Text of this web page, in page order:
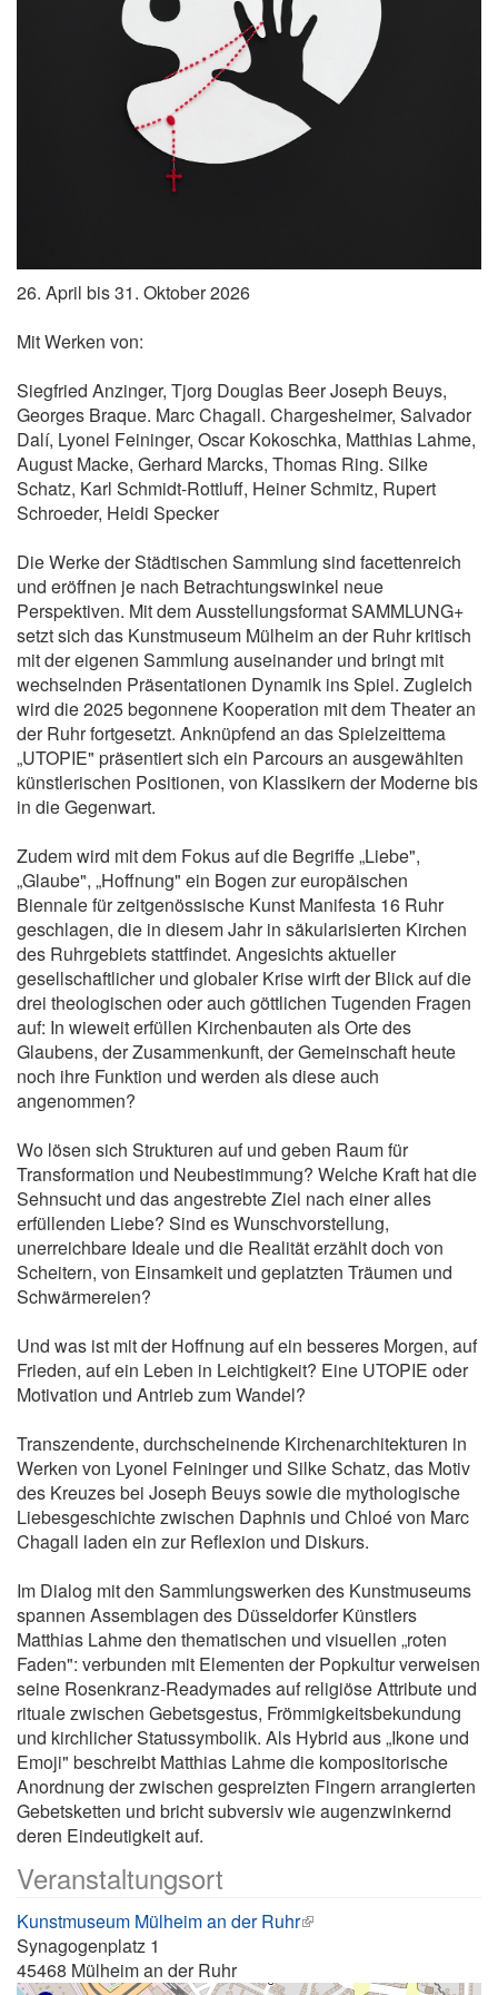
26. April bis 31. Oktober 2026
Mit Werken von:
Siegfried Anzinger, Tjorg Douglas Beer Joseph Beuys,
Georges Braque. Marc Chagall. Chargesheimer, Salvador
Dalí, Lyonel Feininger, Oscar Kokoschka, Matthias Lahme,
August Macke, Gerhard Marcks, Thomas Ring. Silke
Schatz, Karl Schmidt-Rottluff, Heiner Schmitz, Rupert
Schroeder, Heidi Specker
Die Werke der Städtischen Sammlung sind facettenreich
und eröffnen je nach Betrachtungswinkel neue
Perspektiven. Mit dem Ausstellungsformat SAMMLUNG+
setzt sich das Kunstmuseum Mülheim an der Ruhr kritisch
mit der eigenen Sammlung auseinander und bringt mit
wechselnden Präsentationen Dynamik ins Spiel. Zugleich
wird die 2025 begonnene Kooperation mit dem Theater an
der Ruhr fortgesetzt. Anknüpfend an das Spielzeittema
„UTOPIE" präsentiert sich ein Parcours an ausgewählten
künstlerischen Positionen, von Klassikern der Moderne bis
in die Gegenwart.
Zudem wird mit dem Fokus auf die Begriffe „Liebe",
„Glaube", „Hoffnung" ein Bogen zur europäischen
Biennale für zeitgenössische Kunst Manifesta 16 Ruhr
geschlagen, die in diesem Jahr in säkularisierten Kirchen
des Ruhrgebiets stattfindet. Angesichts aktueller
gesellschaftlicher und globaler Krise wirft der Blick auf die
drei theologischen oder auch göttlichen Tugenden Fragen
auf: In wieweit erfüllen Kirchenbauten als Orte des
Glaubens, der Zusammenkunft, der Gemeinschaft heute
noch ihre Funktion und werden als diese auch
angenommen?
Wo lösen sich Strukturen auf und geben Raum für
Transformation und Neubestimmung? Welche Kraft hat die
Sehnsucht und das angestrebte Ziel nach einer alles
erfüllenden Liebe? Sind es Wunschvorstellung,
unerreichbare Ideale und die Realität erzählt doch von
Scheitern, von Einsamkeit und geplatzten Träumen und
Schwärmereien?
Und was ist mit der Hoffnung auf ein besseres Morgen, auf
Frieden, auf ein Leben in Leichtigkeit? Eine UTOPIE oder
Motivation und Antrieb zum Wandel?
Transzendente, durchscheinende Kirchenarchitekturen in
Werken von Lyonel Feininger und Silke Schatz, das Motiv
des Kreuzes bei Joseph Beuys sowie die mythologische
Liebesgeschichte zwischen Daphnis und Chloé von Marc
Chagall laden ein zur Reflexion und Diskurs.
Im Dialog mit den Sammlungswerken des Kunstmuseums
spannen Assemblagen des Düsseldorfer Künstlers
Matthias Lahme den thematischen und visuellen „roten
Faden": verbunden mit Elementen der Popkultur verweisen
seine Rosenkranz-Readymades auf religiöse Attribute und
rituale zwischen Gebetsgestus, Frömmigkeitsbekundung
und kirchlicher Statussymbolik. Als Hybrid aus „Ikone und
Emoji" beschreibt Matthias Lahme die kompositorische
Anordnung der zwischen gespreizten Fingern arrangierten
Gebetsketten und bricht subversiv wie augenzwinkernd
deren Eindeutigkeit auf.
Veranstaltungsort
Kunstmuseum Mülheim an der Ruhr
Synagogenplatz 1
45468 Mülheim an der Ruhr